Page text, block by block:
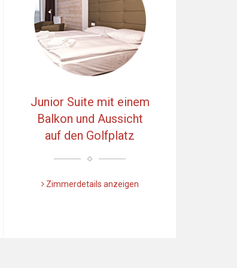
Junior Suite mit einem
Balkon und Aussicht
auf den Golfplatz
Zimmerdetails anzeigen